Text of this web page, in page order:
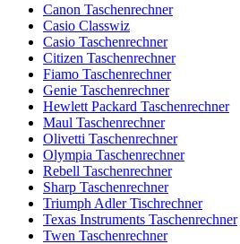
Canon Taschenrechner
Casio Classwiz
Casio Taschenrechner
Citizen Taschenrechner
Fiamo Taschenrechner
Genie Taschenrechner
Hewlett Packard Taschenrechner
Maul Taschenrechner
Olivetti Taschenrechner
Olympia Taschenrechner
Rebell Taschenrechner
Sharp Taschenrechner
Triumph Adler Tischrechner
Texas Instruments Taschenrechner
Twen Taschenrechner